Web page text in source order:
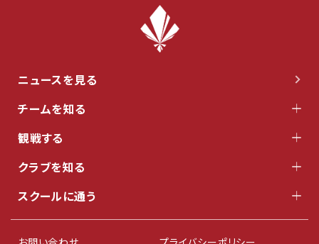
ニュースを見る
チームを知る
観戦する
クラブを知る
スクールに通う